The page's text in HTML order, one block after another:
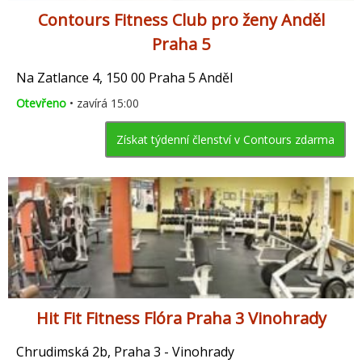
Contours Fitness Club pro ženy Anděl
Praha 5
Na Zatlance 4, 150 00 Praha 5 Anděl
Otevřeno • zavírá 15:00
Získat týdenní členství v Contours zdarma
Hit Fit Fitness Flóra Praha 3 Vinohrady
Chrudimská 2b, Praha 3 - Vinohrady